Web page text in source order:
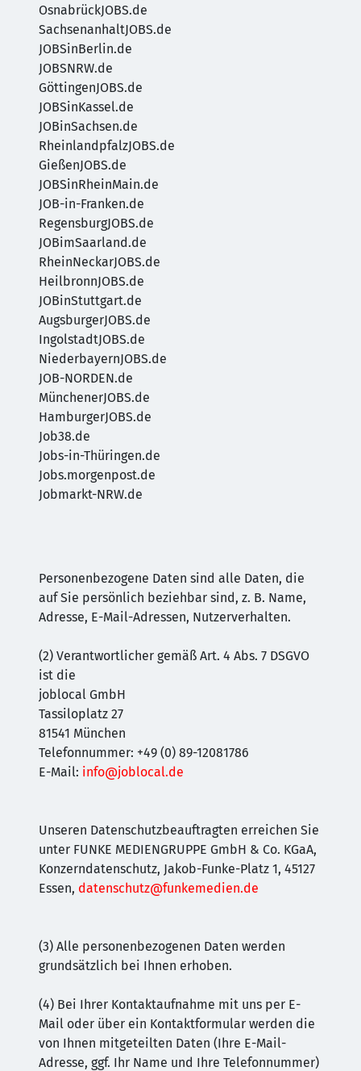
OsnabrückJOBS.de
SachsenanhaltJOBS.de
JOBSinBerlin.de
JOBSNRW.de
GöttingenJOBS.de
JOBSinKassel.de
JOBinSachsen.de
RheinlandpfalzJOBS.de
GießenJOBS.de
JOBSinRheinMain.de
JOB-in-Franken.de
RegensburgJOBS.de
JOBimSaarland.de
RheinNeckarJOBS.de
HeilbronnJOBS.de
JOBinStuttgart.de
AugsburgerJOBS.de
IngolstadtJOBS.de
NiederbayernJOBS.de
JOB-NORDEN.de
MünchenerJOBS.de
HamburgerJOBS.de
Job38.de
Jobs-in-Thüringen.de
Jobs.morgenpost.de
Jobmarkt-NRW.de
Personenbezogene Daten sind alle Daten, die
auf Sie persönlich beziehbar sind, z. B. Name,
Adresse, E-Mail-Adressen, Nutzerverhalten.
(2) Verantwortlicher gemäß Art. 4 Abs. 7 DSGVO
ist die
joblocal GmbH
Tassiloplatz 27
81541 München
Telefonnummer: +49 (0) 89-12081786
E-Mail: info@joblocal.de
Unseren Datenschutzbeauftragten erreichen Sie
unter FUNKE MEDIENGRUPPE GmbH & Co. KGaA,
Konzerndatenschutz, Jakob-Funke-Platz 1, 45127
Essen, datenschutz@funkemedien.de
(3) Alle personenbezogenen Daten werden
grundsätzlich bei Ihnen erhoben.
(4) Bei Ihrer Kontaktaufnahme mit uns per E-
Mail oder über ein Kontaktformular werden die
von Ihnen mitgeteilten Daten (Ihre E-Mail-
Adresse, ggf. Ihr Name und Ihre Telefonnummer)